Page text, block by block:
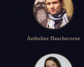
Anthelme Hauchecorne